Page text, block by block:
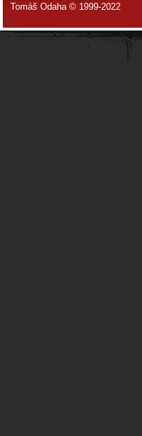
Tomáš Odaha © 1999-2022